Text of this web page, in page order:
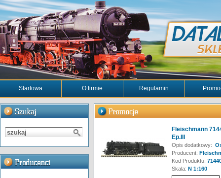
Startowa O firmie Regulamin
Fleischmann
Ep.III
Opis dodatkowy:
Producent:
Kod Produktu:
Skala: N 1:160